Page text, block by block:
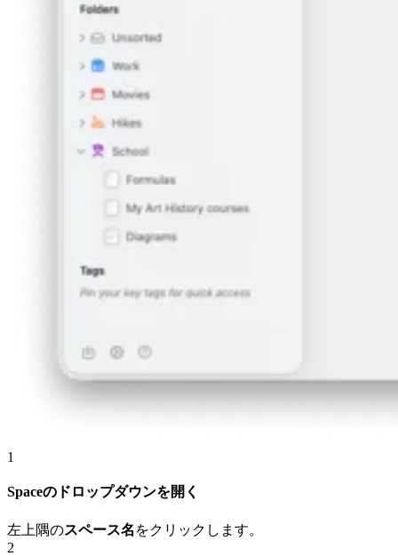
1
Spaceのドロップダウンを開く
左上隅のスペース名 をクリックします。
2